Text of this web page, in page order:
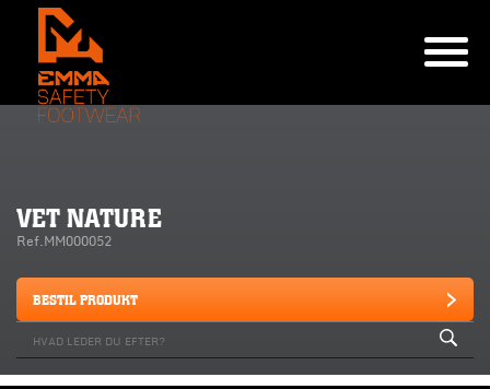
VET NATURE
Ref.MM000052
BESTIL PRODUKT